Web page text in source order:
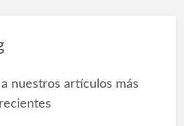
nuestros artículos más
recientes